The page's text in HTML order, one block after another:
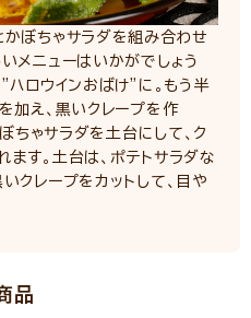
かぼちゃサラダを組み合わせ
メニューはいかがでしょう
ハロウインおばけ”に。もう半
加え、黒いクレープを作
ぼちゃサラダを土台にして、ク
す。土台は、ポテトサラダな
クレープをカットして、目や
品